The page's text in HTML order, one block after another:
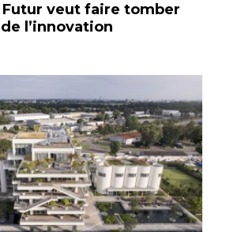
Futur veut faire tomber
l’innovation